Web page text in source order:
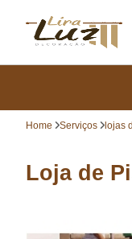
Home Serviços lojas
Loja de